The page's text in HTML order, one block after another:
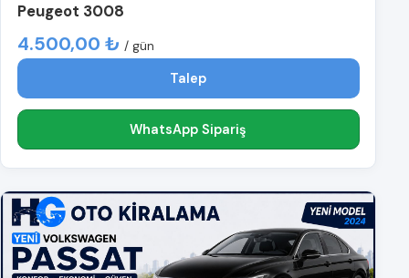
Peugeot 3008
4.500,00 ₺ / gün
Talep
WhatsApp Sipariş